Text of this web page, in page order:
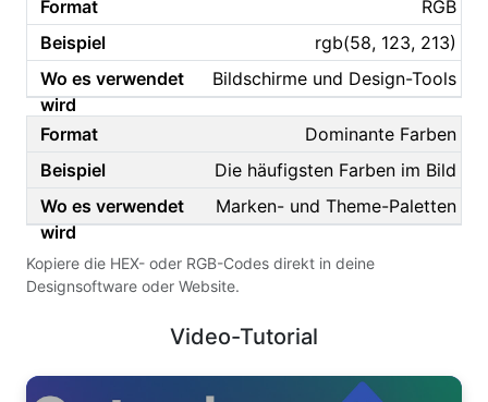
RGB
rgb(58, 123, 213)
Bildschirme und Design-Tools
Dominante Farben
Die häufigsten Farben im Bild
Marken- und Theme-Paletten
Kopiere die HEX- oder RGB-Codes direkt in deine
Designsoftware oder Website.
Video-Tutorial